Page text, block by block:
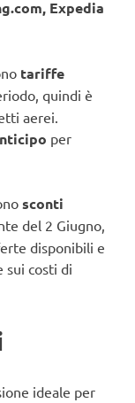
Expedia
tariffe
quindi è
aerei.
per
sconti
del 2 Giugno,
disponibili e
sui costi di
ideale per